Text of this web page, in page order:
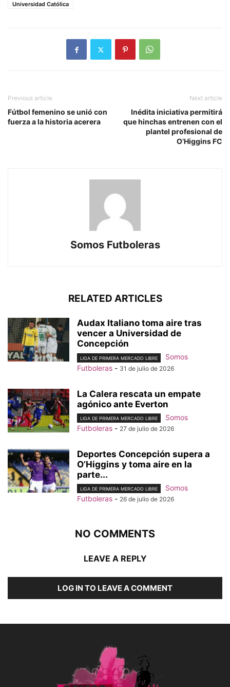
Universidad Católica
Previous article
Fútbol femenino se unió con
fuerza a la historia acerera
Next article
Inédita iniciativa permitirá
que hinchas entrenen con el
plantel profesional de
O’Higgins FC
Somos Futboleras
RELATED ARTICLES
Audax Italiano toma aire tras
vencer a Universidad de
Concepción
LIGA DE PRIMERA MERCADO LIBRE
Somos
Futboleras - 31 de julio de 2026
La Calera rescata un empate
agónico ante Everton
LIGA DE PRIMERA MERCADO LIBRE
Somos
Futboleras - 27 de julio de 2026
Deportes Concepción supera a
O’Higgins y toma aire en la
parte...
LIGA DE PRIMERA MERCADO LIBRE
Somos
Futboleras - 26 de julio de 2026
NO COMMENTS
LEAVE A REPLY
LOG IN TO LEAVE A COMMENT